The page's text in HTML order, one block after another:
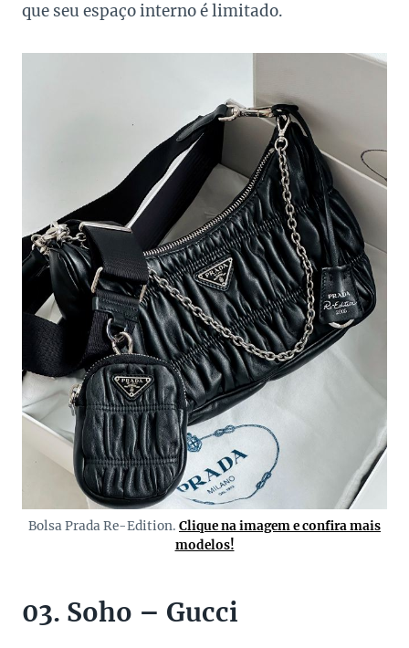
que seu espaço interno é limitado.
Bolsa Prada Re-Edition. Clique na imagem e confira mais
modelos!
03. Soho – Gucci